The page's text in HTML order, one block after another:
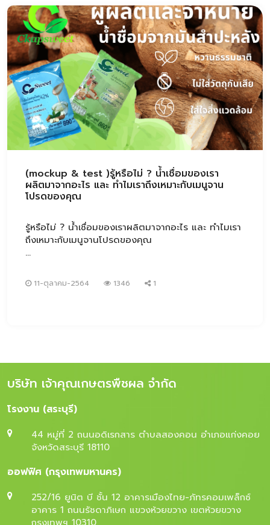
(mockup & test )รู้หรือไม่ ? น้ำเชื่อมของเรา
ผลิตมาจากอะไร และ ทำไมเราถึงเหมาะกับเมนูจาน
โปรดของคุณ
รู้หรือไม่ ? น้ำเชื่อมของเราผลิตมาจากอะไร และ ทำไมเรา
ถึงเหมาะกับเมนูจานโปรดของคุณ
11-ตุลาคม-2564 1346 1
บริษัท เจ้าคุณเกษตรพืชผล จำกัด
โรงงาน (สระบุรี)
44 หมู่ที่ 2 ถนนอดิเรกสาร ตำบลสองคอน อำเภอแก่งคอย
จังหวัดสระบุรี 18110
ออฟฟิศ (กรุงเทพมหานคร)
252/16 ยูนิต บี ชั้น 12 อาคารเมืองไทย-ภัทรคอมเพล็กซ์
อาคาร 1 ถนนรัชดาภิเษก แขวงห้วยขวาง เขตห้วยขวาง